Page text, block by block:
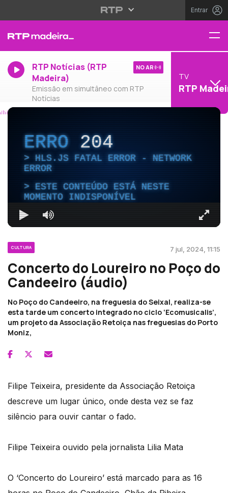
Entrar
RTP Notícias (RTP
Madeira)
Emissão em simultâneo com RTP
Notícias
NO AR
TV
RTP
ERRO204
HLS.JS FATAL ERROR - NETWORK
ERROR
ESTE CONTEÚDO ESTÁ NESTE
MOMENTO INDISPONÍVEL
CULTURA 7 jul, 2024, 11:15
Concerto do Loureiro no Poço do
Candeeiro (áudio)
No Poço do Candeeiro, na freguesia do Seixal, realiza-se
esta tarde um concerto integrado no ciclo ‘Ecomusicalis’,
um projeto da Associação Retoiça nas freguesias do Porto
Moniz,
Filipe Teixeira, presidente da Associação Retoiça
descreve um lugar único, onde desta vez se faz
silêncio para ouvir cantar o fado.
Filipe Teixeira ouvido pela jornalista Lilia Mata
O ‘Concerto do Loureiro’ está marcado para as 16